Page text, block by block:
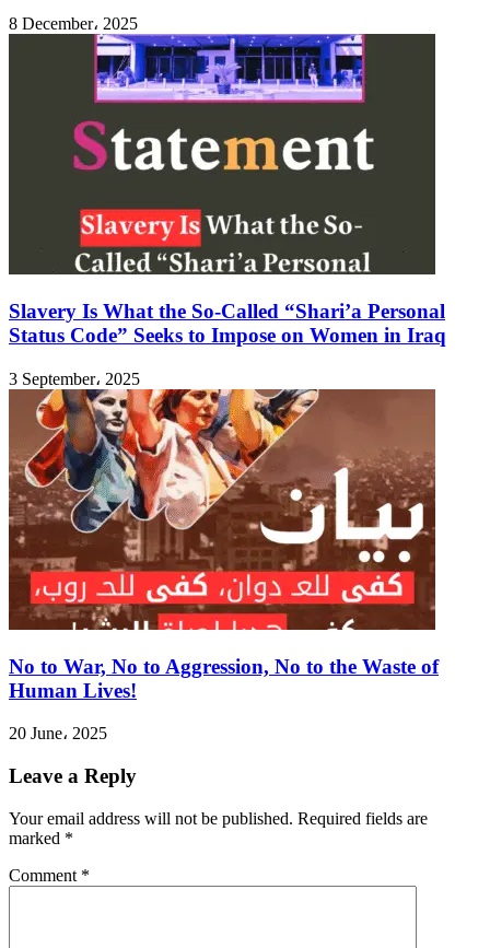
8 December، 2025
Slavery Is What the So-Called “Shari’a Personal
Status Code” Seeks to Impose on Women in Iraq
3 September، 2025
No to War, No to Aggression, No to the Waste of
Human Lives!
20 June، 2025
Leave a Reply
Your email address will not be published. Required fields are
marked *
Comment *